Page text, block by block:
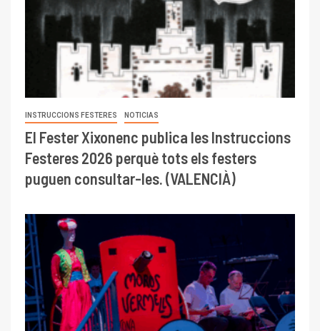
INSTRUCCIONS FESTERES NOTICIAS
El Fester Xixonenc publica les Instruccions
Festeres 2026 perquè tots els festers
puguen consultar-les. (VALENCIÀ)